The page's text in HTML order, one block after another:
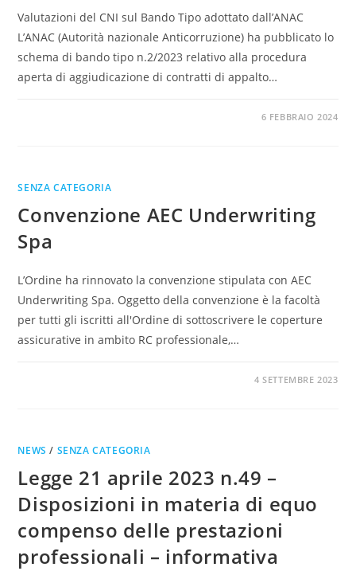
Valutazioni del CNI sul Bando Tipo adottato dall’ANAC
L’ANAC (Autorità nazionale Anticorruzione) ha pubblicato lo
schema di bando tipo n.2/2023 relativo alla procedura
aperta di aggiudicazione di contratti di appalto…
6 FEBBRAIO 2024
SENZA CATEGORIA
Convenzione AEC Underwriting
Spa
L’Ordine ha rinnovato la convenzione stipulata con AEC
Underwriting Spa. Oggetto della convenzione è la facoltà
per tutti gli iscritti all'Ordine di sottoscrivere le coperture
assicurative in ambito RC professionale,…
4 SETTEMBRE 2023
NEWS / SENZA CATEGORIA
Legge 21 aprile 2023 n.49 –
Disposizioni in materia di equo
compenso delle prestazioni
professionali – informativa